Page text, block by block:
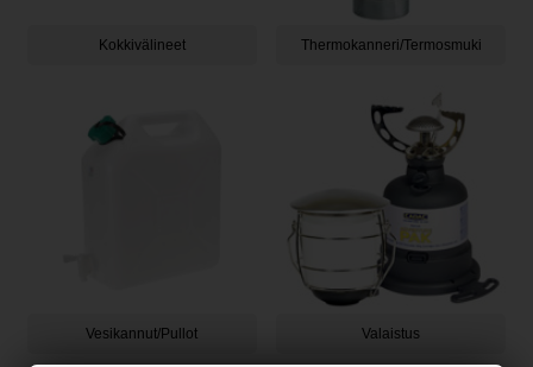
Kokkivälineet Thermokanneri/Termosmuki
Vesikannut/Pullot Valaistus